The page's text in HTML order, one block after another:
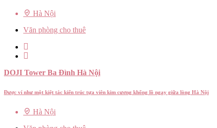
Hà Nội
Văn phòng cho thuê
DOJI Tower Ba Đình Hà Nội
Được ví như một kiệt tác kiến trúc tựa viên kim cương khổng lồ ngay giữa lòng Hà Nội
Hà Nội